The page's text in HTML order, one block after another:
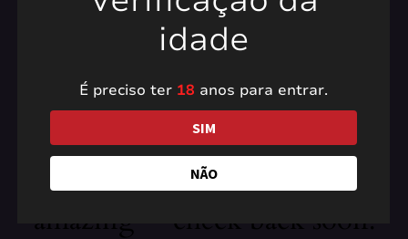
Pardon our dust! We're
working on something
amazing — check back soon!
idade
É preciso ter 18 anos para entrar.
SIM
NÃO